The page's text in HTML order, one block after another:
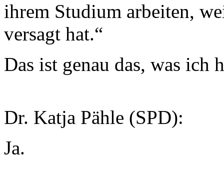
ihrem Studium arbeiten,
versagt hat.“
Das ist genau das, was ich
Dr. Katja Pähle (SPD):
Ja.